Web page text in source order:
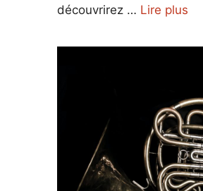
découvrirez … Lire plus